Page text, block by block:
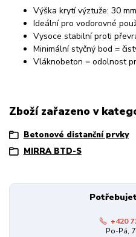
Výška krytí výztuže: 30 mm
Ideální pro vodorovné
Vysoce stabilní proti
Minimální styčný bod =
Vláknobeton = odolnost
Zboží zařazeno v
Betonové distanční prvky
MIRRA BTD-S
+420
Po-Pá,